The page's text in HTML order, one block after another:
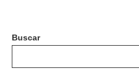
Buscar